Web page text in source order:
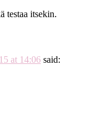
testaa itsekin.
at 14:06 said: